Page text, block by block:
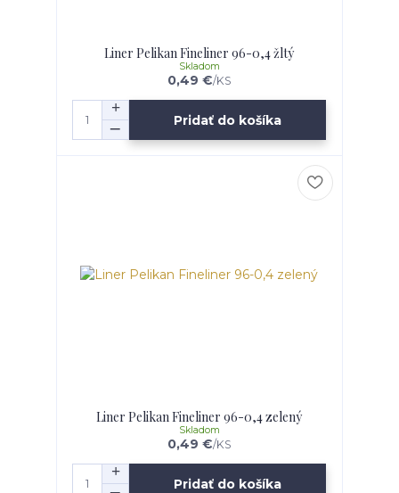
Liner Pelikan Fineliner 96-0,4 žltý
0,49 €/KS
Skladom
Pridať do košíka
Liner Pelikan Fineliner 96-0,4 zelený
0,49 €/KS
Skladom
Pridať do košíka